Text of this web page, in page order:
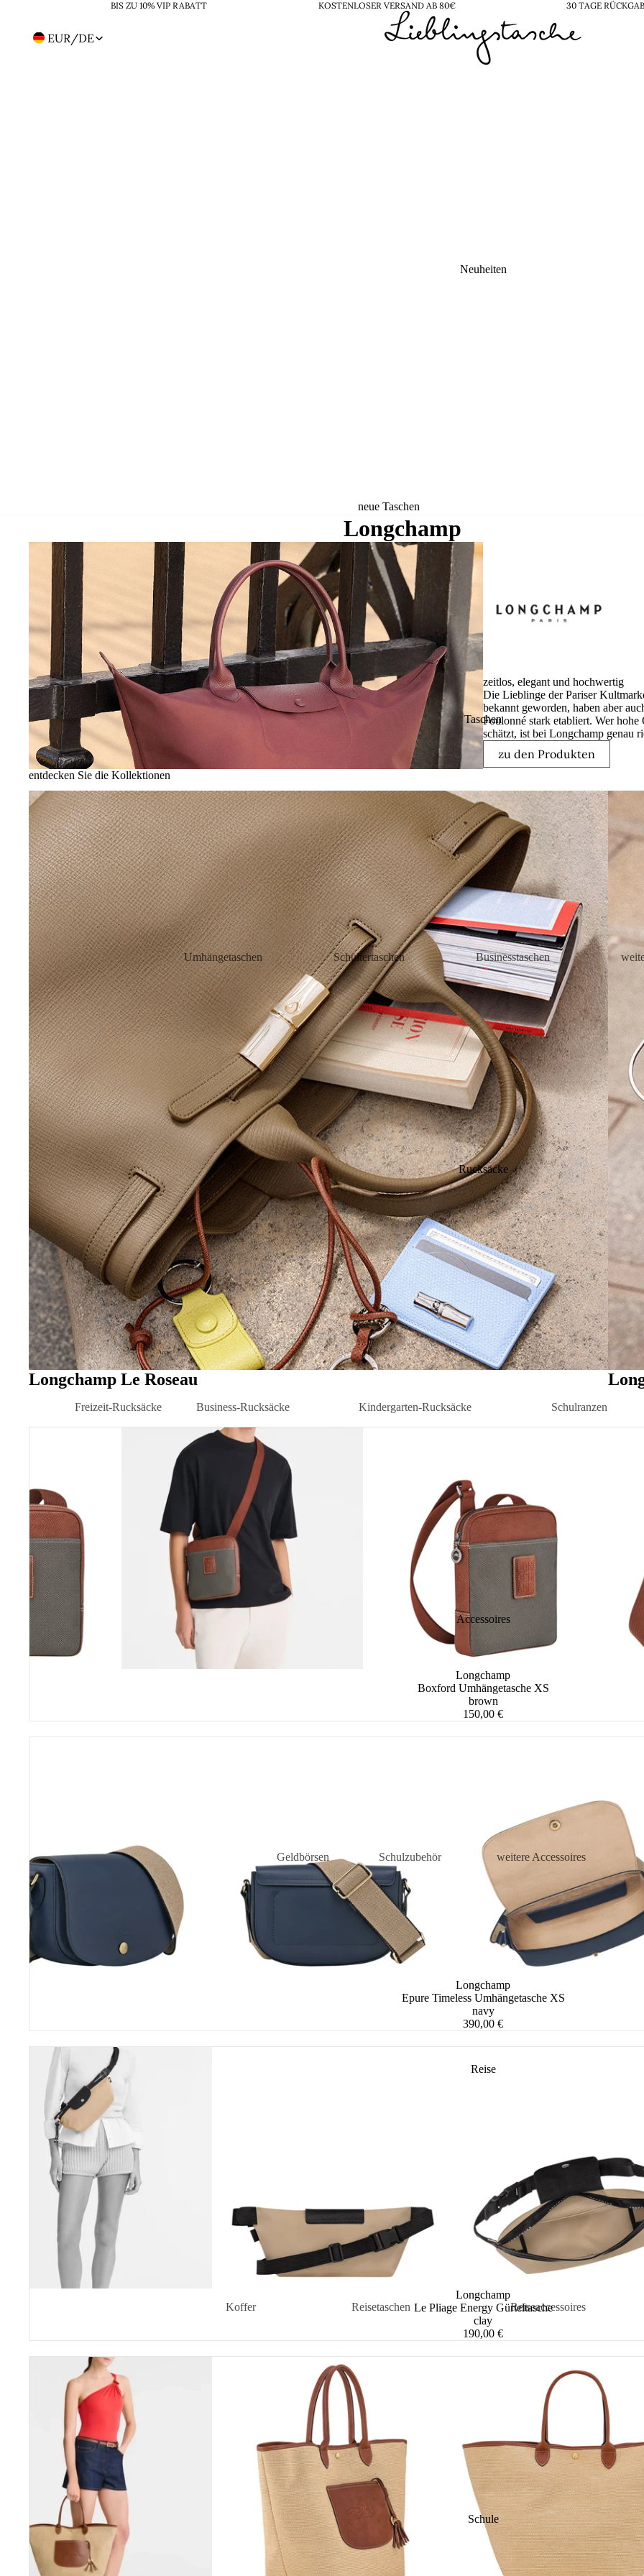
BIS ZU 10% VIP RABATT KOSTENLOSER VERSAND AB 80€ 30 TAGE
EURRegion-
/DE
Neuheiten
neue Taschen
neue Rucksäcke
neue Koffer
neue
Accessoires
Taschen
Umhängetaschen
Moon Bags
Sling Bags
Camera Bags
Satteltaschen
Damen-Umhängetaschen
Herren-Umhängetaschen
Schultertaschen
Hobo Bags
Shopper
Damen-Schultertaschen
Businesstaschen
Messenger Bags
Laptop-Taschen
Damen-Businesstaschen
Herren-Businesstaschen
Rucksäcke
Freizeit-Rucksäcke
Daypacks
Business-Rucksäcke
Laptop-Rucksäcke
Business-Rucksäcke Herren
Kindergarten-Rucksäcke
Kindergarten-Rucksäcke Mädchen
Schulranzen
Schulranzen
Accessoires
Geldbörsen
Kartenetuis
Schulzubehör
Turnbeutel
Mäppchen
Schul-Accessoires
weitere Accessoires
Damen
Accessoires
Herren Accessoires
Reise
Koffer
Hartschalen-Koffer
Aluminium-Koffer
Damen-Koffer
Herren-Koffer
Reisetaschen
Weekender & Reisetaschen
Rollen-Reisetaschen
Leder-Reisetaschen
Stoff-Reisetaschen
Handgepäck Reisetaschen
Reisetaschen Damen
Reisetaschen Herren
Reiseaccessoires
Reisezubehör
Schule
Longchamp
zeitlos, elegant und hochwertig
Die Lieblinge der Pariser
bekannt geworden, haben aber
Foulonné stark etabliert. Wer
schätzt, ist bei Longchamp genau
zu den Produkten
entdecken Sie die Kollektionen
Longchamp
Le
Roseau
Longchamp Le Roseau
Le
Pliage
Longchamp
Boxford Umhängetasche XS
brown
150,00 €
Longchamp
Epure Timeless Umhängetasche XS
navy
390,00 €
Pliage
Gürteltasche
Longchamp
Le Pliage Energy Gürteltasche
clay
190,00 €
Schultertasche